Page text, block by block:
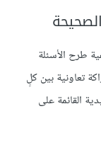
طرح الأسئلة
تعاونية بين كلٍ
القائمة على